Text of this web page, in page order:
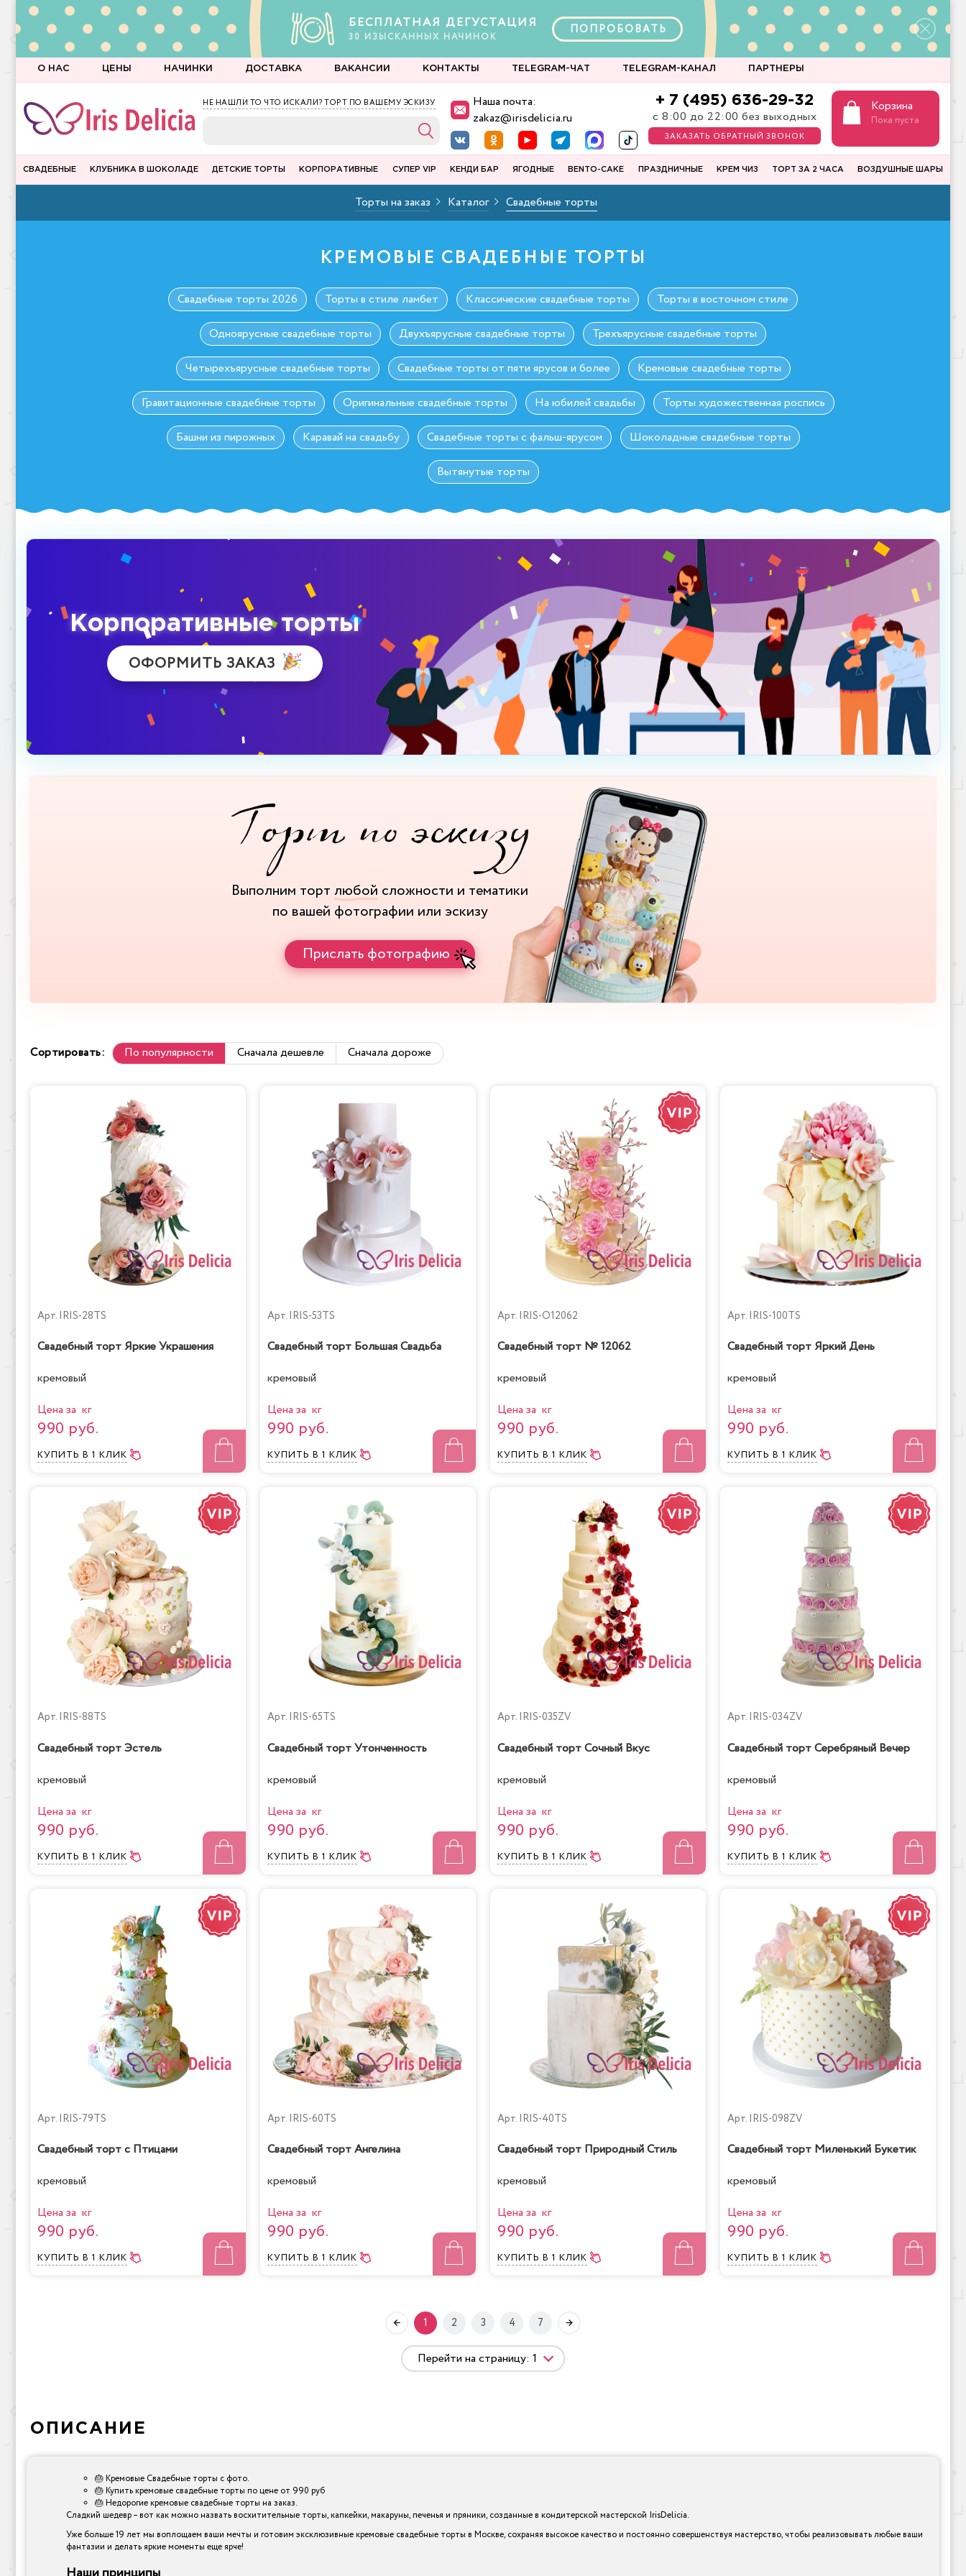
БЕСПЛАТНАЯ ДЕГУСТАЦИЯ
30 ИЗЫСКАННЫХ НАЧИНОК
ПОПРОБОВАТЬ
О НАС ЦЕНЫ НАЧИНКИ ДОСТАВКА ВАКАНСИИ КОНТАКТЫ TELEGRAM-ЧАТ TELEGRAM-КАНАЛ ПАРТНЕРЫ
НЕ НАШЛИ ТО ЧТО ИСКАЛИ? ТОРТ ПО ВАШЕМУ ЭСКИЗУ
Наша почта:
zakaz@irisdelicia.ru
+ 7 (495) 636-29-32
с 8:00 до 22:00 без выходных
ЗАКАЗАТЬ ОБРАТНЫЙ ЗВОНОК
Корзина
Пока пуста
СВАДЕБНЫЕ КЛУБНИКА В ШОКОЛАДЕ ДЕТСКИЕ ТОРТЫ КОРПОРАТИВНЫЕ СУПЕР VIP КЕНДИ БАР ЯГОДНЫЕ BENTO-CAKE ПРАЗДНИЧНЫЕ КРЕМ ЧИЗ ТОРТ ЗА 2 ЧАСА ВОЗДУШНЫЕ ШАРЫ
Торты на заказ Каталог Свадебные торты
КРЕМОВЫЕ СВАДЕБНЫЕ ТОРТЫ
Свадебные торты 2026 Торты в стиле ламбет Классические свадебные торты Торты в восточном стиле
Одноярусные свадебные торты Двухъярусные свадебные торты Трехъярусные свадебные торты
Четырехъярусные свадебные торты Свадебные торты от пяти ярусов и более Кремовые свадебные торты
Гравитационные свадебные торты Оригинальные свадебные торты На юбилей свадьбы Торты художественная роспись
Башни из пирожных Каравай на свадьбу Свадебные торты с фальш-ярусом Шоколадные свадебные торты
Вытянутые торты
Корпоративные торты
ОФОРМИТЬ ЗАКАЗ
Выполним торт любой сложности и тематики
по вашей фотографии или эскизу
Прислать фотографию
Сортировать: По популярности Сначала дешевле Сначала дороже
Арт. IRIS-28TS
Свадебный торт Яркие Украшения
кремовый
Цена за кг
990 руб.
КУПИТЬ В 1 КЛИК
Арт. IRIS-53TS
Свадебный торт Большая Свадьба
кремовый
Цена за кг
990 руб.
КУПИТЬ В 1 КЛИК
Арт. IRIS-O12062
Свадебный торт № 12062
кремовый
Цена за кг
990 руб.
КУПИТЬ В 1 КЛИК
Арт. IRIS-100TS
Свадебный торт Яркий День
кремовый
Цена за кг
990 руб.
КУПИТЬ В 1 КЛИК
Арт. IRIS-88TS
Свадебный торт Эстель
кремовый
Цена за кг
990 руб.
КУПИТЬ В 1 КЛИК
Арт. IRIS-65TS
Свадебный торт Утонченность
кремовый
Цена за кг
990 руб.
КУПИТЬ В 1 КЛИК
Арт. IRIS-035ZV
Свадебный торт Сочный Вкус
кремовый
Цена за кг
990 руб.
КУПИТЬ В 1 КЛИК
Арт. IRIS-034ZV
Свадебный торт Серебряный Вечер
кремовый
Цена за кг
990 руб.
КУПИТЬ В 1 КЛИК
Арт. IRIS-79TS
Свадебный торт с Птицами
кремовый
Цена за кг
990 руб.
КУПИТЬ В 1 КЛИК
Арт. IRIS-60TS
Свадебный торт Ангелина
кремовый
Цена за кг
990 руб.
КУПИТЬ В 1 КЛИК
Арт. IRIS-40TS
Свадебный торт Природный Стиль
кремовый
Цена за кг
990 руб.
КУПИТЬ В 1 КЛИК
Арт. IRIS-098ZV
Свадебный торт Миленький Букетик
кремовый
Цена за кг
990 руб.
КУПИТЬ В 1 КЛИК
1 2 3 4 7
ОПИСАНИЕ
🎂 Кремовые Свадебные торты с фото.
🎂 Купить кремовые свадебные торты по цене от 990 руб
🎂 Недорогие кремовые свадебные торты на заказ.
Сладкий шедевр – вот как можно назвать восхитительные торты, капкейки, макаруны, печенья и пряники, созданные в кондитерской мастерской IrisDelicia.
Уже больше 19 лет мы воплощаем ваши мечты и готовим эксклюзивные кремовые свадебные торты в Москве, сохраняя высокое качество и постоянно совершенствуя мастерство, чтобы реализовывать любые ваши
фантазии и делать яркие моменты еще ярче!